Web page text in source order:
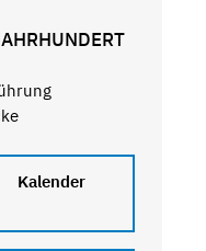
Kalender